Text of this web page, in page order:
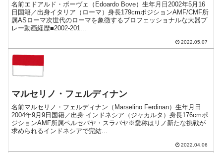
名前エドアルド・ボーヴェ（Edoardo Bove）生年月日2002年5月16
日国籍／出身イタリア（ローマ）身長179cmポジションAMF/CMF所
属ASローマ次世代のローマを象徴するプロフェッショナルな大器プ
レー動画経歴■2002-201...
2022.05.07
マルセリノ・フェルディナン
名前マルセリノ・フェルディナン（Marselino Ferdinan）生年月日
2004年9月9日国籍／出身 インドネシア（ジャカルタ）身長176cmポ
ジションAMF所属ペルセバヤ・スラバヤ※愛称はリノ新たな挑戦が
求められるインドネシアで完結...
2022.04.06